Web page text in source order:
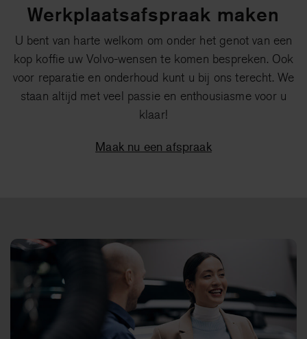
Werkplaatsafspraak maken
U bent van harte welkom om onder het genot van een
kop koffie uw Volvo-wensen te komen bespreken. Ook
voor reparatie en onderhoud kunt u bij ons terecht. We
staan altijd met veel passie en enthousiasme voor u
klaar!
Maak nu een afspraak